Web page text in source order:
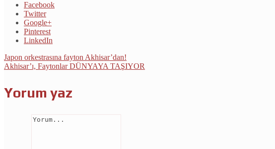
Facebook
Twitter
Google+
Pinterest
LinkedIn
Japon orkestrasına fayton Akhisar’dan!
Akhisar’ı, Faytonlar DÜNYAYA TAŞIYOR
Yorum yaz